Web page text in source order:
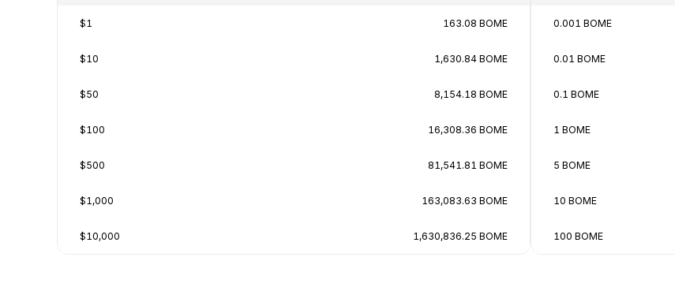
$1 163.08 BOME
$10 1,630.84 BOME
$50 8,154.18 BOME
$100 16,308.36 BOME
$500 81,541.81 BOME
$1,000 163,083.63 BOME
$10,000 1,630,836.25 BOME
0.001 BOME
0.01 BOME
0.1 BOME
1 BOME
5 BOME
10 BOME
100 BOME